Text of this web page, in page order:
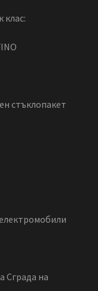
клас:
стъклопакет
Сграда на